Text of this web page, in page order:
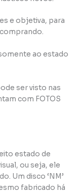
e objetiva, para
ao estado
ser visto nas
com FOTOS
estado de
ou seja, ele
Um disco ‘NM’
fabricado há